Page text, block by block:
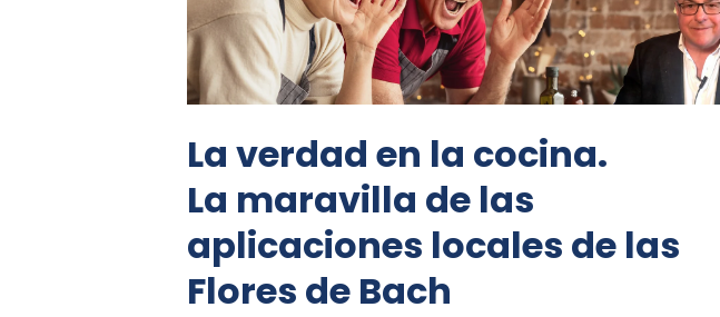
La verdad en la cocina.
La maravilla de las
aplicaciones locales de las
Flores de Bach